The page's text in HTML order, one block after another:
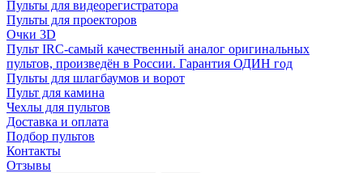
Пульты для видеорегистратора
Пульты для проекторов
Очки 3D
Пульт IRC-самый качественный аналог оригинальных
пультов, произведён в России. Гарантия ОДИН год
Пульты для шлагбаумов и ворот
Пульт для камина
Чехлы для пультов
Доставка и оплата
Подбор пультов
Контакты
Отзывы